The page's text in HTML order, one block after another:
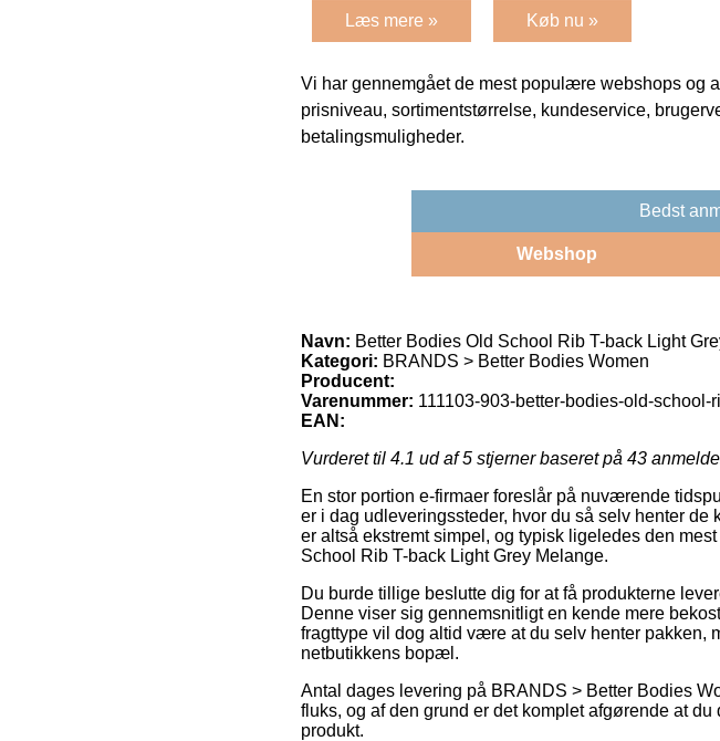
Læs mere » Køb nu »
Vi har gennemgået de mest populære webshops og
prisniveau, sortimentstørrelse, kundeservice,
betalingsmuligheder.
Bedst
Webshop
Navn: Better Bodies Old School Rib T-back Light
Kategori: BRANDS > Better Bodies Women
Producent:
Varenummer: 111103-903-better-bodies-old-school-
EAN:
Vurderet til 4.1 ud af 5 stjerner baseret på 43
En stor portion e-firmaer foreslår på nuværende
er i dag udleveringssteder, hvor du så selv henter
er altså ekstremt simpel, og typisk ligeledes den
School Rib T-back Light Grey Melange.
Du burde tillige beslutte dig for at få produkterne
Denne viser sig gennemsnitligt en kende mere
fragttype vil dog altid være at du selv henter pakken,
netbutikkens bopæl.
Antal dages levering på BRANDS > Better Bodies
fluks, og af den grund er det komplet afgørende at
produkt.